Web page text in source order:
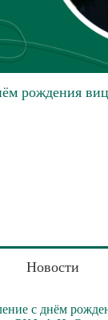
рождения
Новости
с днём